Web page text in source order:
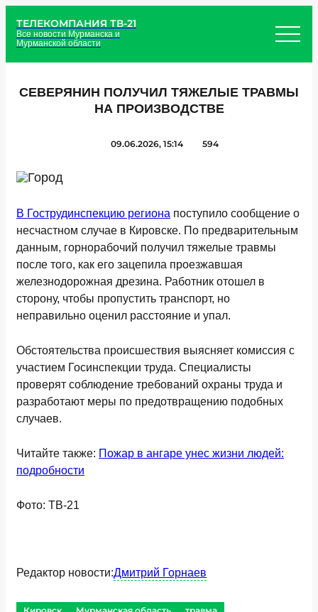
ТЕЛЕКОМПАНИЯ ТВ-21
Все новости Мурманска и
Мурманской области
СЕВЕРЯНИН ПОЛУЧИЛ ТЯЖЕЛЫЕ ТРАВМЫ
НА ПРОИЗВОДСТВЕ
09.06.2026, 15:14 594
В Гострудинспекцию региона поступило сообщение о
несчастном случае в Кировске. По предварительным
данным, горнорабочий получил тяжелые травмы
после того, как его зацепила проезжавшая
железнодорожная дрезина. Работник отошел в
сторону, чтобы пропустить транспорт, но
неправильно оценил расстояние и упал.
Обстоятельства происшествия выясняет комиссия с
участием Госинспекции труда. Специалисты
проверят соблюдение требований охраны труда и
разработают меры по предотвращению подобных
случаев.
Читайте также: Пожар в ангаре унес жизни людей:
подробности
Фото: ТВ-21
Редактор новости:Дмитрий Горнаев